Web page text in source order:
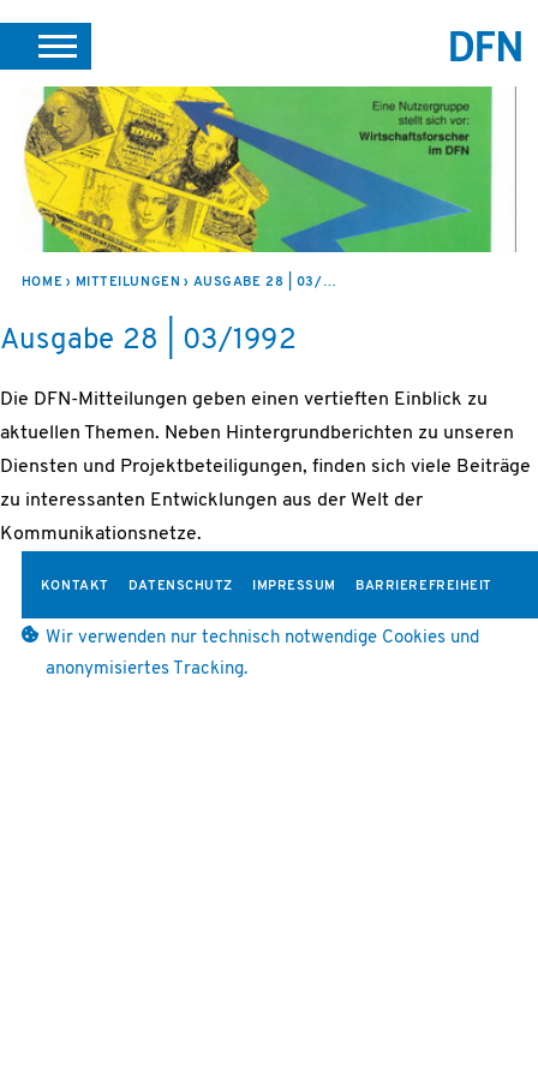
SUCHE PORTALE SUPPORT
VEREIN INTERN
HOME MITTEILUNGEN AUSGABE 28 | 03/1992
Ausgabe 28 | 03/1992
Die DFN-Mitteilungen geben einen vertieften Einblick zu
aktuellen Themen. Neben Hintergrundberichten zu unseren
Diensten und Projektbeteiligungen, finden sich viele Beiträge
zu interessanten Entwicklungen aus der Welt der
Kommunikationsnetze.
KONTAKT DATENSCHUTZ IMPRESSUM BARRIEREFREIHEIT
Wir verwenden nur technisch notwendige Cookies und
anonymisiertes Tracking.